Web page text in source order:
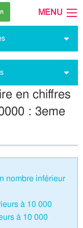
MENU
en chiffres
: 3eme
nombre inférieur
à 10 000
à 10 000